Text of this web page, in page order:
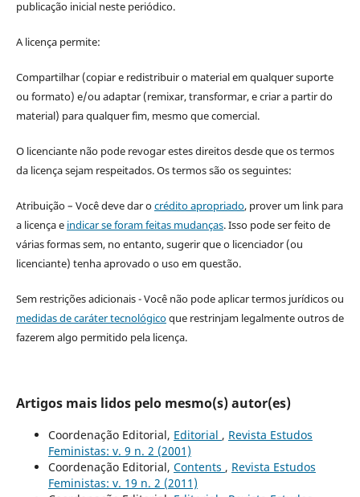
publicação inicial neste periódico.
A licença permite:
Compartilhar (copiar e redistribuir o material em qualquer suporte
ou formato) e/ou adaptar (remixar, transformar, e criar a partir do
material) para qualquer fim, mesmo que comercial.
O licenciante não pode revogar estes direitos desde que os termos
da licença sejam respeitados. Os termos são os seguintes:
Atribuição – Você deve dar ocrédito apropriado, prover um link para
a licença e indicar se foram feitas mudanças. Isso pode ser feito de
várias formas sem, no entanto, sugerir que o licenciador (ou
licenciante) tenha aprovado o uso em questão.
Sem restrições adicionais - Você não pode aplicar termos jurídicos ou
medidas de caráter tecnológicoque restrinjam legalmente outros de
fazerem algo permitido pela licença.
Artigos mais lidos pelo mesmo(s) autor(es)
Coordenação Editorial, Editorial , Revista Estudos
Feministas: v. 9 n. 2 (2001)
Coordenação Editorial, Contents , Revista Estudos
Feministas: v. 19 n. 2 (2011)